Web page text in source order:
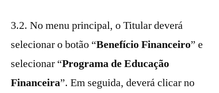
3.2. No menu principal, o Titular deverá
selecionar o botão “Benefício Financeiro” e
selecionar “Programa de Educação
Financeira”. Em seguida, deverá clicar no